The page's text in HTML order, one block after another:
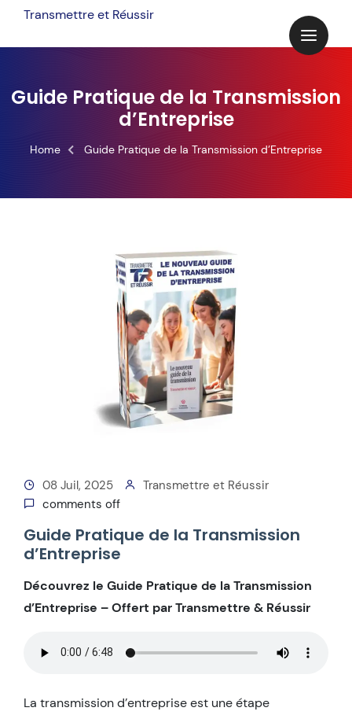
content
Transmettre et Réussir
Guide Pratique de la Transmission
d’Entreprise
Home Guide Pratique de la Transmission d’Entreprise
08 Juil, 2025
Transmettre et Réussir
comments off
Guide Pratique de la Transmission
d’Entreprise
Découvrez le Guide Pratique de la Transmission
d’Entreprise – Offert par Transmettre & Réussir
La transmission d’entreprise est une étape